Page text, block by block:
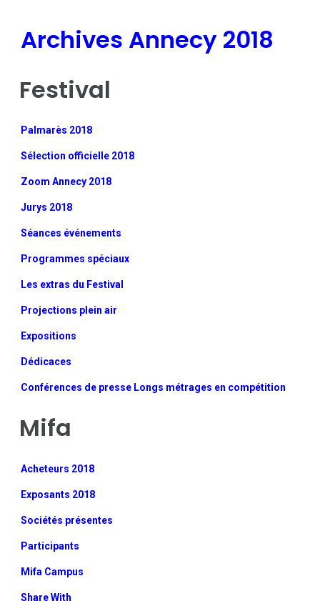
Archives Annecy 2018
Festival
Palmarès 2018
Sélection officielle 2018
Zoom Annecy 2018
Jurys 2018
Séances événements
Programmes spéciaux
Les extras du Festival
Projections plein air
Expositions
Dédicaces
Conférences de presse Longs métrages en compétition
Mifa
Acheteurs 2018
Exposants 2018
Sociétés présentes
Participants
Mifa Campus
Share With